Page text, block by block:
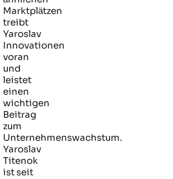
Marktplätzen
treibt
Yaroslav
Innovationen
voran
und
leistet
einen
wichtigen
Beitrag
zum
Unternehmenswachstum.
Yaroslav
Titenok
ist seit